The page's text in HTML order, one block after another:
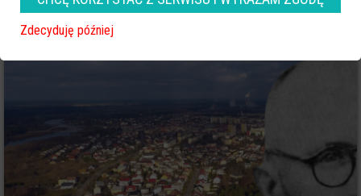
2025 rokiem Adama Chętnika?
Zdecyduję później